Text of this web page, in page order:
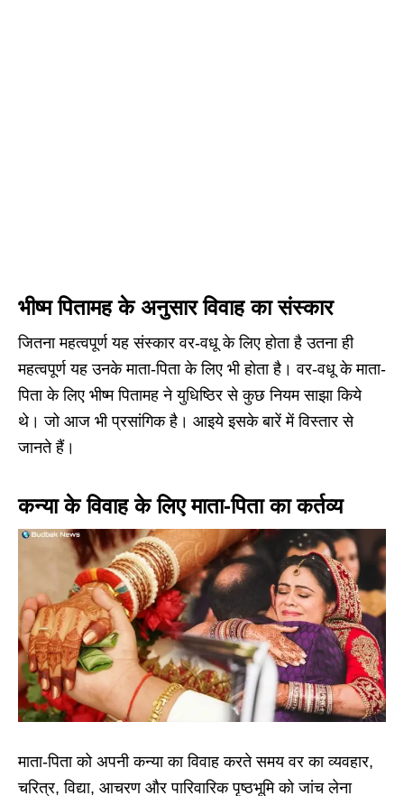
भीष्म पितामह के अनुसार विवाह का संस्कार
जितना महत्वपूर्ण यह संस्कार वर-वधू के लिए होता है उतना ही
महत्वपूर्ण यह उनके माता-पिता के लिए भी होता है। वर-वधू के माता-
पिता के लिए भीष्म पितामह ने युधिष्ठिर से कुछ नियम साझा किये
थे। जो आज भी प्रसांगिक है। आइये इसके बारें में विस्तार से
जानते हैं।
कन्या के विवाह के लिए माता-पिता का कर्तव्य
माता-पिता को अपनी कन्या का विवाह करते समय वर का व्यवहार,
चरित्र, विद्या, आचरण और पारिवारिक पृष्ठभूमि को जांच लेना